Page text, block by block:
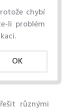
chybí
li problém
OK
různými